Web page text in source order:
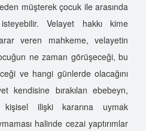
müşterek çocuk ile arasında
Velayet hakkı kime
veren mahkeme, velayetin
ne zaman görüşeceği, bu
ve hangi günlerde olacağını
kendisine bırakılan ebebeyn,
ilişki kararına uymak
halinde cezai yaptırımlar